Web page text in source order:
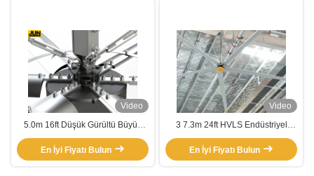
Video
5.0m 16ft Düşük Gürültü Büyük
Rüzgar Hava Akışı Garaj
Havalandırma Dev Endüstriyel
HVL Büyük Tavan Ventilatörü
En İyi Fiyatı Bulun
Video
3 7.3m 24ft HVLS Endüstriyel
Büyük Tavan Ventilatörü Depo
Restoran Gümüş Alüminyum
En İyi Fiyatı Bulun